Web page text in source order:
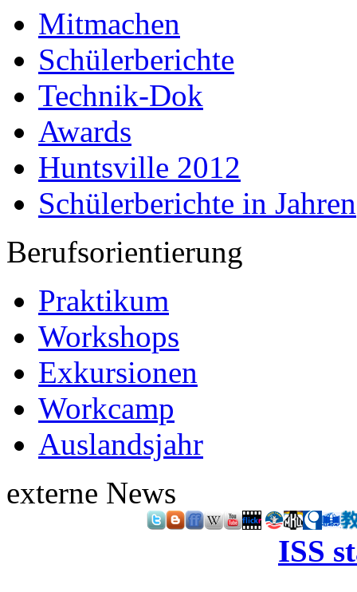
Mitmachen
Schülerberichte
Technik-Dok
Awards
Huntsville 2012
Schülerberichte in Jahren
Berufsorientierung
Praktikum
Workshops
Exkursionen
Workcamp
Auslandsjahr
externe News
ISS